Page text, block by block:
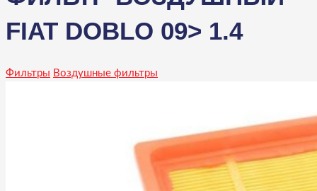
FIAT DOBLO 09> 1.4
Фильтры Воздушные фильтры